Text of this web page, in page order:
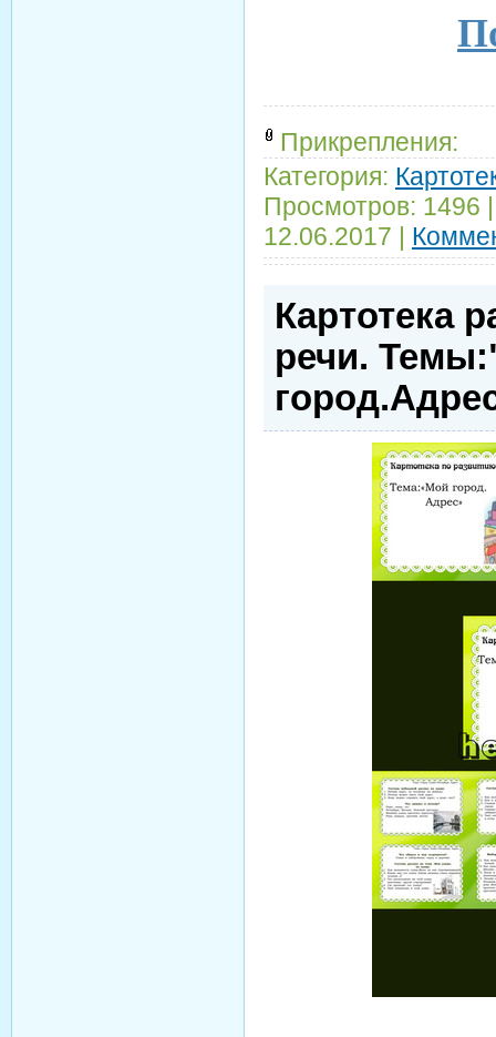
Прикрепления:
Категория:
Просмотров: 1496
12.06.2017
Картотека
речи.